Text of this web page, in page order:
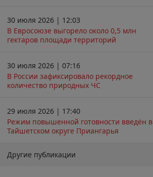
30 июля 2026 | 12:03
В Евросоюзе выгорело около 0,5 млн
гектаров площади территорий
30 июля 2026 | 07:16
В России зафиксировало рекордное
количество природных ЧС
29 июля 2026 | 17:40
Режим повышенной готовности введён в
Тайшетском округе Приангарья
Другие публикации